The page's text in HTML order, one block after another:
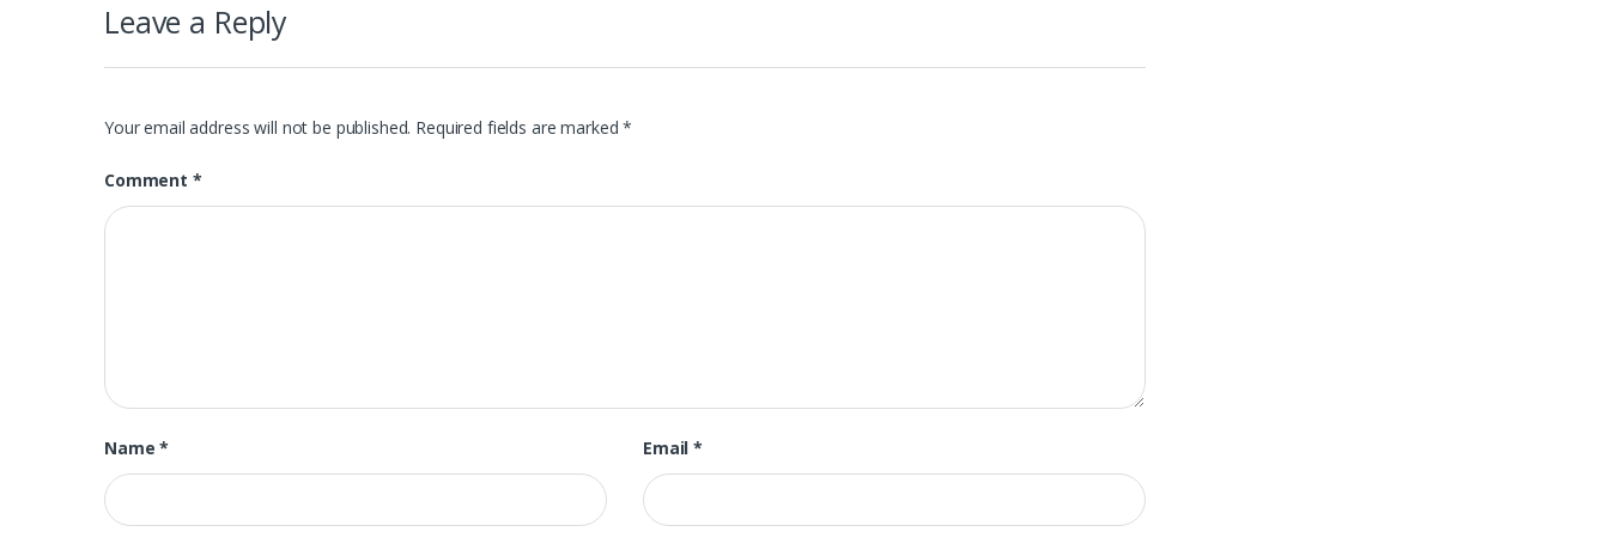
Leave a Reply
Your email address will not be published. Required fields are marked*
Comment *
Name* Email*